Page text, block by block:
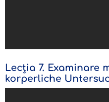
Lecția 7. Examinare
korperliche